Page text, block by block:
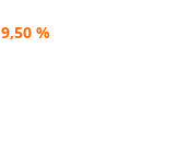
9,50 %